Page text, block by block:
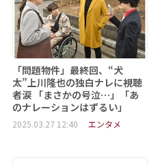
「問題物件」最終回、“犬
太”上川隆也の独白ナレに視聴
者涙 「まさかの号泣…」「あ
のナレーションはずるい」
2025.03.27 12:40 エンタメ